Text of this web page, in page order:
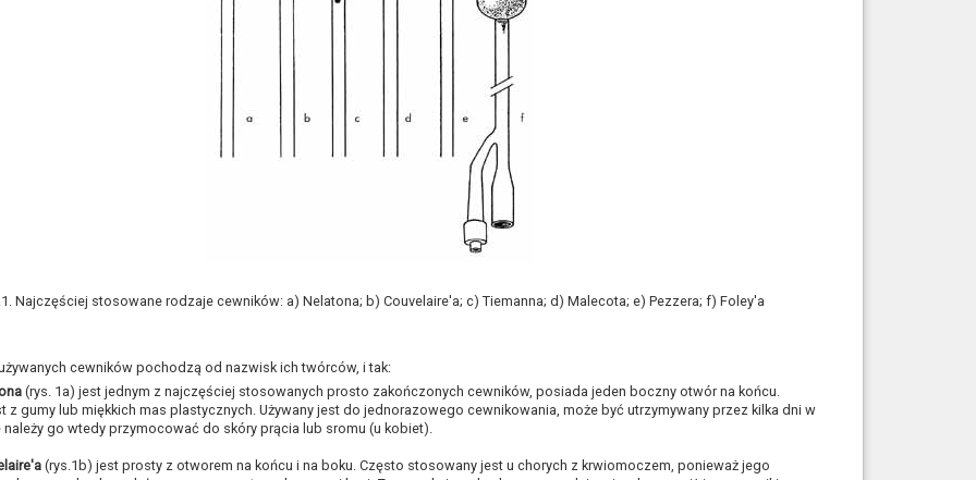
Najczęściej stosowane rodzaje cewników: a) Nelatona; b) Couvelaire'a; c) Tiemanna; d) Malecota; e) Pezzera; f) Foley'a
cewników pochodzą od nazwisk ich twórców, i tak:
(rys. 1a) jest jednym z najczęściej stosowanych prosto zakończonych cewników, posiada jeden boczny otwór na końcu.
z gumy lub miękkich mas plastycznych. Używany jest do jednorazowego cewnikowania, może być utrzymywany przez kilka dni w
należy go wtedy przymocować do skóry prącia lub sromu (u kobiet).
(rys.1b) jest prosty z otworem na końcu i na boku. Często stosowany jest u chorych z krwiomoczem, ponieważ jego